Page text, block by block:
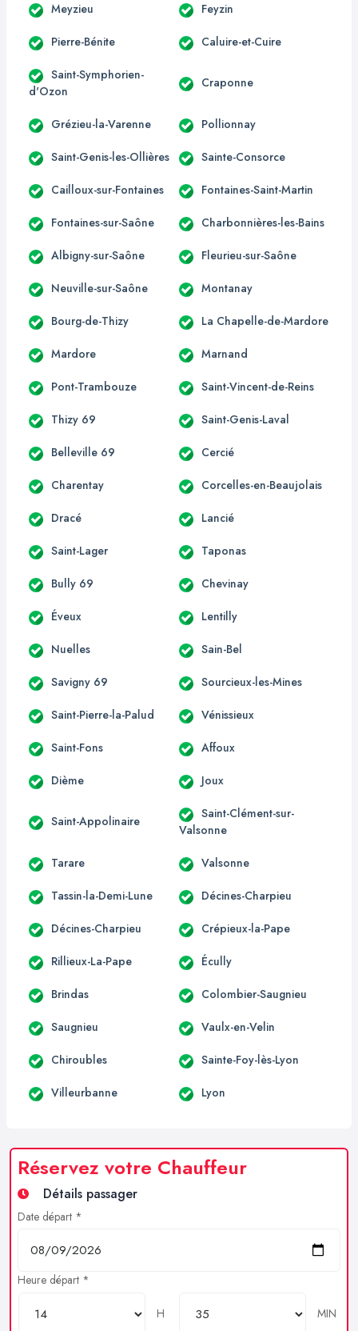
Meyzieu Feyzin
Pierre-Bénite Caluire-et-Cuire
Saint-Symphorien-
d'Ozon
Craponne
Grézieu-la-Varenne Pollionnay
Saint-Genis-les-Ollières Sainte-Consorce
Cailloux-sur-Fontaines Fontaines-Saint-Martin
Fontaines-sur-Saône Charbonnières-les-Bains
Albigny-sur-Saône Fleurieu-sur-Saône
Neuville-sur-Saône Montanay
Bourg-de-Thizy La Chapelle-de-Mardore
Mardore Marnand
Pont-Trambouze Saint-Vincent-de-Reins
Thizy 69 Saint-Genis-Laval
Belleville 69 Cercié
Charentay Corcelles-en-Beaujolais
Dracé Lancié
Saint-Lager Taponas
Bully 69 Chevinay
Éveux Lentilly
Nuelles Sain-Bel
Savigny 69 Sourcieux-les-Mines
Saint-Pierre-la-Palud Vénissieux
Saint-Fons Affoux
Dième Joux
Saint-Appolinaire
Saint-Clément-sur-
Valsonne
Tarare Valsonne
Tassin-la-Demi-Lune Décines-Charpieu
Décines-Charpieu Crépieux-la-Pape
Rillieux-La-Pape Écully
Brindas Colombier-Saugnieu
Saugnieu Vaulx-en-Velin
Chiroubles Sainte-Foy-lès-Lyon
Villeurbanne Lyon
Réservez votre Chauffeur
Détails passager
Date départ *
Heure départ *
H
MIN